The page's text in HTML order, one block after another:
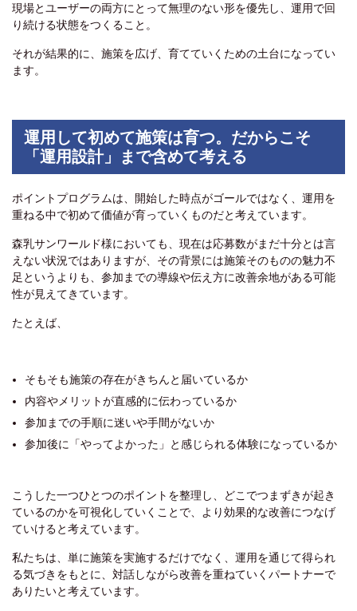
現場とユーザーの両方にとって無理のない形を優先し、運用で回
り続ける状態をつくること。
それが結果的に、施策を広げ、育てていくための土台になってい
ます。
運用して初めて施策は育つ。だからこそ
「運用設計」まで含めて考える
ポイントプログラムは、開始した時点がゴールではなく、運用を
重ねる中で初めて価値が育っていくものだと考えています。
森乳サンワールド様においても、現在は応募数がまだ十分とは言
えない状況ではありますが、その背景には施策そのものの魅力不
足というよりも、参加までの導線や伝え方に改善余地がある可能
性が見えてきています。
たとえば、
そもそも施策の存在がきちんと届いているか
内容やメリットが直感的に伝わっているか
参加までの手順に迷いや手間がないか
参加後に「やってよかった」と感じられる体験になっているか
こうした一つひとつのポイントを整理し、どこでつまずきが起き
ているのかを可視化していくことで、より効果的な改善につなげ
ていけると考えています。
私たちは、単に施策を実施するだけでなく、運用を通じて得られ
る気づきをもとに、対話しながら改善を重ねていくパートナーで
ありたいと考えています。